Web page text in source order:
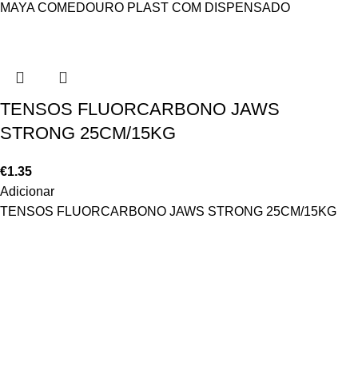
MAYA COMEDOURO PLAST COM DISPENSADO
TENSOS FLUORCARBONO JAWS
STRONG 25CM/15KG
€1.35
Adicionar
TENSOS FLUORCARBONO JAWS STRONG 25CM/15KG